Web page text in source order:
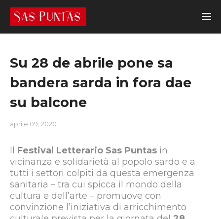
Su 28 de abrile pone sa
bandera sarda in fora dae
su balcone
aprile 09, 2020
Il Festival Letterario Sas Puntas in
vicinanza e solidarietà al popolo sardo e a
tutti i settori colpiti da questa emergenza
sanitaria – tra cui spicca il mondo della
cultura e dell’arte – promuove con
convinzione l’iniziativa di arricchimento